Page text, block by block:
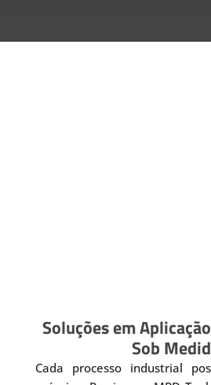
Soluções em
Sob
Cada processo industrial